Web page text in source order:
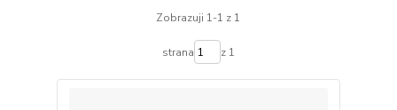
Zobrazuji 1-1 z 1
strana z 1